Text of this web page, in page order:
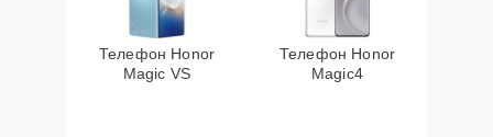
Телефон Honor
Magic VS
Телефон Honor
Magic4